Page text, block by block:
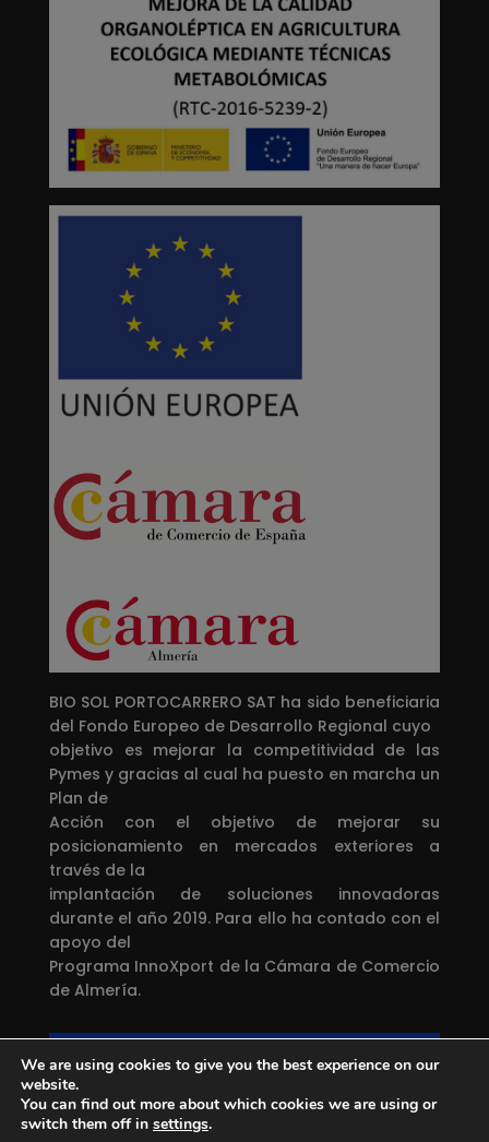
BIO SOL PORTOCARRERO SAT ha sido beneficiaria
del Fondo Europeo de Desarrollo Regional cuyo
objetivo es mejorar la competitividad de las
Pymes y gracias al cual ha puesto en marcha un
Plan de
Acción con el objetivo de mejorar su
posicionamiento en mercados exteriores a
través de la
implantación de soluciones innovadoras
durante el año 2019. Para ello ha contado con el
apoyo del
Programa InnoXport de la Cámara de Comercio
de Almería.
Una manera de hacer Europa
Proyecto financiado por el
Fondo Europeo de
Desarrollo Regional
We are using cookies to give you the best experience on our
website.
You can find out more about which cookies we are using or
switch them off in settings.